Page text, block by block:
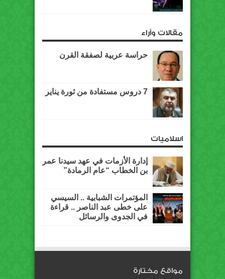
مقالات وآراء
حراسة عربية لصفقة القرن
7 دروس مستفادة من ثورة يناير
اسلاميات
إدارة الأزمات في عهد سيدنا عمر
بن الخطاب “عام الرمادة”
المؤتمرات الشبابية .. السيسي
على خطى عبد الناصر .. قراءة
في الجدوى والرسائل
مواقع مختارة